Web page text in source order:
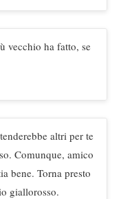
vecchio ha fatto, se
altri per te
Comunque, amico
bene. Torna presto
giallorosso.